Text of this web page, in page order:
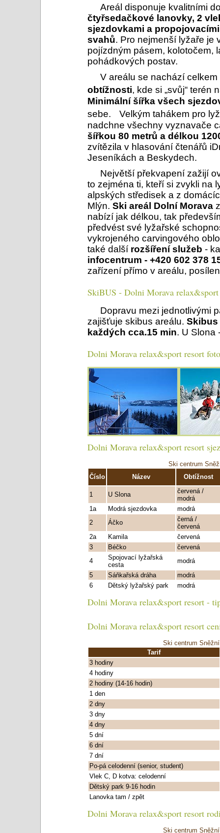
Areál disponuje kvalitními
čtyřsedačkové lanovky, 2
sjezdovkami a
svahů. Pro nejmenší lyžaře je
pojízdným pásem, kolotočem,
pohádkových postav.
V areálu se nachází celkem
obtížnosti, kde si „svůj“
Minimální šířka všech
sebe. Velkým tahákem pro
nadchne všechny vyznavače
šířkou 80 metrů a délkou
zvítězila v hlasování čtenářů
Jeseníkách a Beskydech.
Největší překvapení zažijí
to zejména ti, kteří si zvykli na
alpských středisek a z
Mlýn. Ski areál Dolní Morava
nabízí jak délkou, tak
předvést své lyžařské
vykrojeného carvingového
také další rozšíření služeb -
infocentrum - +420 602 378
zařízení přímo v areálu,
SkiBUS - Dolni Morava relax&sport
Dopravu mezi jednotlivými
zajišťuje skibus areálu. Skibus
každých cca.15 min. U Slona
Dolni Morava relax&sport resort
Dolni Morava relax&sport resort
Ski centrum
Číslo
Název Obtížnost
1 U Slona
červená /
modrá
1a
Modrá sjezdovka
modrá
2
Áčko
černá /
červená
2a
Kamila
červená
3
Béčko
červená
4
Spojovací lyžařská
cesta
modrá
5
Sáňkařská dráha
modrá
6
Dětský lyžařský park modrá
Dolni Morava relax&sport resort -
Dolni Morava relax&sport resort
Ski centrum
Tarif
3 hodiny
4 hodiny
2 hodiny (14-16 hodin)
1 den
2 dny
3 dny
4 dny
5 dní
6 dní
7 dní
Po-pá celodenní (senior, student)
Vlek C, D kotva: celodenní
Dětský park 9-16 hodin
Lanovka tam / zpět
Dolni Morava relax&sport resort
Ski centrum